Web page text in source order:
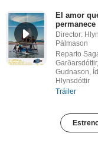
El amor
permanece
Director:
Pálmason
Reparto
Gudnason,
Hlynsdóttir
Tráiler